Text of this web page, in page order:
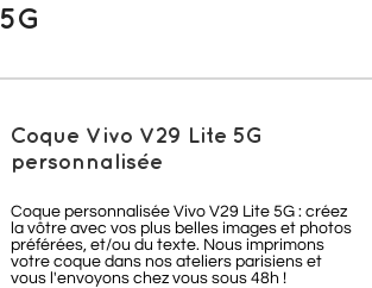
5G
Coque Vivo V29 Lite 5G
personnalisée
Coque personnalisée Vivo V29 Lite 5G : créez
la vôtre avec vos plus belles images et photos
préférées, et/ou du texte. Nous imprimons
votre coque dans nos ateliers parisiens et
vous l'envoyons chez vous sous 48h !